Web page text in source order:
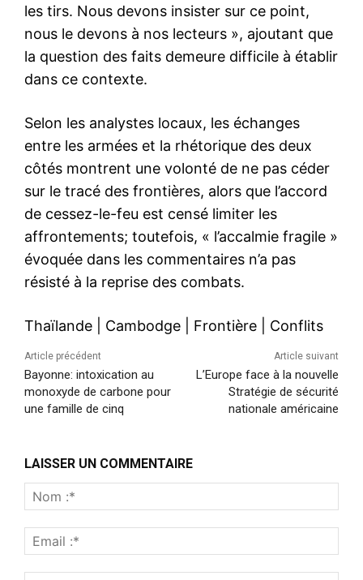
les tirs. Nous devons insister sur ce point,
nous le devons à nos lecteurs », ajoutant que
la question des faits demeure difficile à établir
dans ce contexte.
Selon les analystes locaux, les échanges
entre les armées et la rhétorique des deux
côtés montrent une volonté de ne pas céder
sur le tracé des frontières, alors que l’accord
de cessez-le-feu est censé limiter les
affrontements; toutefois, « l’accalmie fragile »
évoquée dans les commentaires n’a pas
résisté à la reprise des combats.
Thaïlande Cambodge Frontière Conflits
Article précédent
Bayonne: intoxication au
monoxyde de carbone pour
une famille de cinq
Article suivant
L’Europe face à la nouvelle
Stratégie de sécurité
nationale américaine
LAISSER UN COMMENTAIRE
:*
:*